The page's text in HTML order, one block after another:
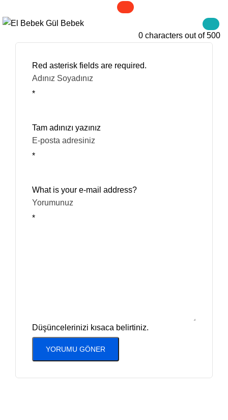
Yorum Yazabilirsiniz
Red asterisk fields are required.
Adınız Soyadınız
*
Tam adınızı yazınız
E-posta adresiniz
*
What is your e-mail address?
Yorumunuz
*
0 characters out of 500
Düşüncelerinizi kısaca belirtiniz.